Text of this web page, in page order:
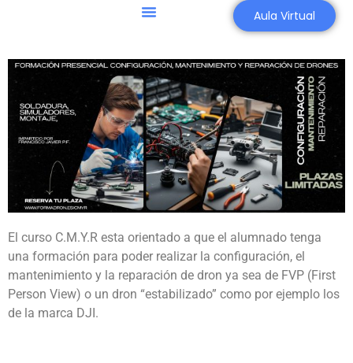
Aula Virtual
El curso C.M.Y.R esta orientado a que el alumnado tenga
una formación para poder realizar la configuración, el
mantenimiento y la reparación de dron ya sea de FVP (First
Person View) o un dron “estabilizado” como por ejemplo los
de la marca DJI.